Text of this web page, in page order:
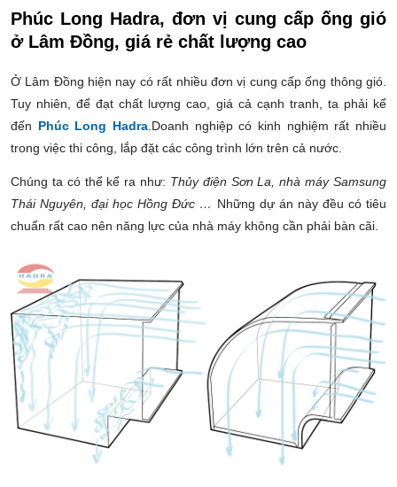
Phúc Long Hadra, đơn vị cung cấp ống gió
ở Lâm Đồng, giá rẻ chất lượng cao
Ở Lâm Đồng hiện nay có rất nhiều đơn vị cung cấp ống thông gió.
Tuy nhiên, để đạt chất lượng cao, giá cả cạnh tranh, ta phải kể
đến Phúc Long Hadra .Doanh nghiệp có kinh nghiệm rất nhiều
trong việc thi công, lắp đặt các công trình lớn trên cả nước.
Chúng ta có thể kể ra như: Thủy điện Sơn La, nhà máy Samsung
Thái Nguyên, đại học Hồng Đức … Những dự án này đều có tiêu
chuẩn rất cao nên năng lực của nhà máy không cần phải bàn cãi.